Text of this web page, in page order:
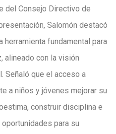
del Consejo Directivo de
Salomón destacó
fundamental para
alineado con la visión
Señaló que el acceso a
a niños y jóvenes mejorar su
construir disciplina e
para su